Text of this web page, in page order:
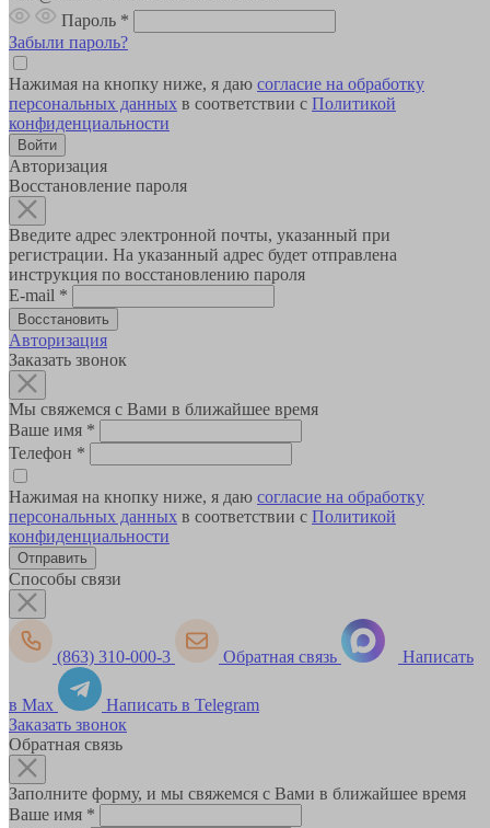
Пароль *
Забыли пароль?
Нажимая на кнопку ниже, я даю согласие на обработку
персональных данных в соответствии с Политикой
конфиденциальности
Авторизация
Восстановление пароля
Введите адрес электронной почты, указанный при
регистрации. На указанный адрес будет отправлена
инструкция по восстановлению пароля
E-mail *
Авторизация
Заказать звонок
Мы свяжемся с Вами в ближайшее время
Ваше имя *
Телефон *
Нажимая на кнопку ниже, я даю согласие на обработку
персональных данных в соответствии с Политикой
конфиденциальности
Способы связи
(863) 310-000-3 Обратная связь Написать
в Max
Написать в Telegram
Заказать звонок
Обратная связь
Заполните форму, и мы свяжемся с Вами в ближайшее время
Ваше имя *